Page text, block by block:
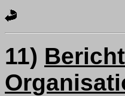
11)